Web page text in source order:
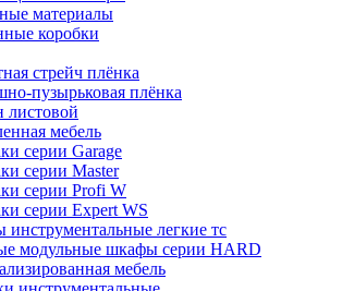
материалы
коробки
стрейч плёнка
пузырьковая плёнка
листовой
мебель
серии Garage
серии Master
серии Profi W
серии Expert WS
легкие тс
модульные шкафы серии HARD
мебель